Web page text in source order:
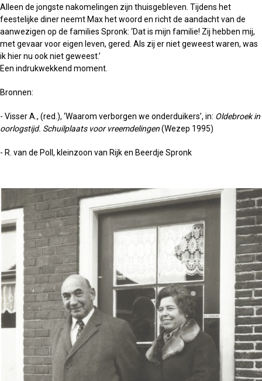
Alleen de jongste nakomelingen zijn thuisgebleven. Tijdens het
feestelijke diner neemt Max het woord en richt de aandacht van de
aanwezigen op de families Spronk: ‘Dat is mijn familie! Zij hebben mij,
met gevaar voor eigen leven, gered. Als zij er niet geweest waren, was
ik hier nu ook niet geweest.’
Een indrukwekkend moment.
Bronnen:
- Visser A., (red.), ‘Waarom verborgen we onderduikers’, in: Oldebroek in
oorlogstijd. Schuilplaats voor vreemdelingen(Wezep 1995)
- R. van de Poll, kleinzoon van Rijk en Beerdje Spronk